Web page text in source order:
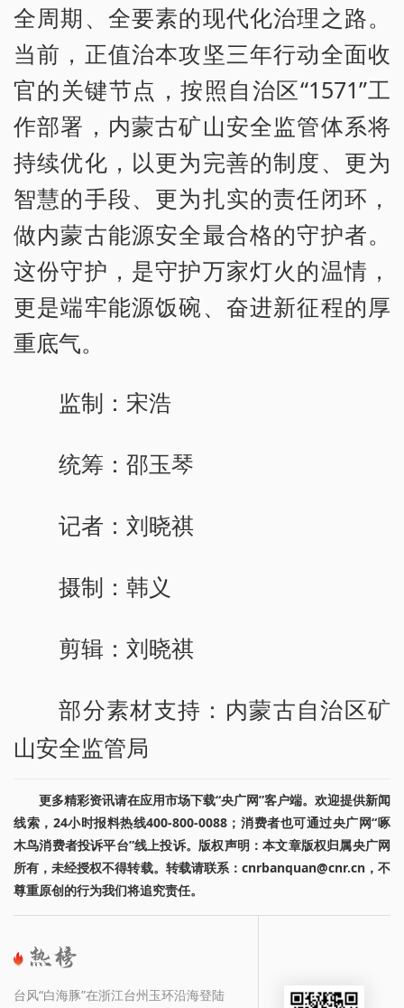
全周期、全要素的现代化治理之路。
当前，正值治本攻坚三年行动全面收
官的关键节点，按照自治区“1571”工
作部署，内蒙古矿山安全监管体系将
持续优化，以更为完善的制度、更为
智慧的手段、更为扎实的责任闭环，
做内蒙古能源安全最合格的守护者。
这份守护，是守护万家灯火的温情，
更是端牢能源饭碗、奋进新征程的厚
重底气。
监制：宋浩
统筹：邵玉琴
记者：刘晓祺
摄制：韩义
剪辑：刘晓祺
部分素材支持：内蒙古自治区矿
山安全监管局
更多精彩资讯请在应用市场下载“央广网”客户端。欢迎提供新闻
线索，24小时报料热线400-800-0088；消费者也可通过央广网“啄
木鸟消费者投诉平台”线上投诉。版权声明：本文章版权归属央广网
所有，未经授权不得转载。转载请联系：cnrbanquan@cnr.cn，不
尊重原创的行为我们将追究责任。
台风“白海豚”在浙江台州玉环沿海登陆